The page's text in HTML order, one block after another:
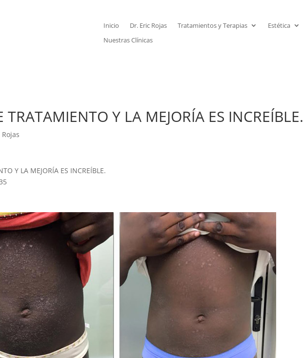
Inicio Dr. Eric Rojas Tratamientos y Terapias Estética
Nuestras Clínicas
TRATAMIENTO Y LA MEJORÍA ES INCREÍBLE.
Y LA MEJORÍA ES INCREÍBLE.